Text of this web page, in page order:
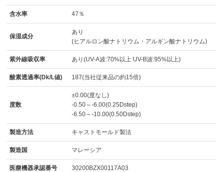
含水率 47％
保湿成分
あり
(ヒアルロン酸ナトリウム・アルギン酸ナトリウム)
紫外線吸収率 あり(UV-A波:70%以上 UV-B波:95%以上)
酸素透過率(Dk/L値) 187(当社従来品の約15倍)
度数
±0.00(度なし)
-0.50～-6.00(0.25Dstep)
-6.50～-10.00(0.50Dstep)
製造方法 キャストモールド製法
製造国 マレーシア
医療機器承認番号 30200BZX00117A03